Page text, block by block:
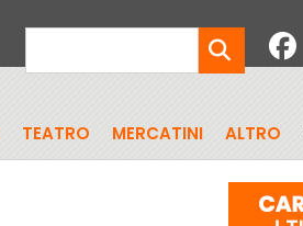
TEATRO MERCATINI ALTRO